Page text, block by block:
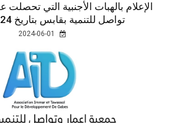
الإعلام بالهبات الأجنبية التي تحصلت
تواصل للتنمية بقابس بتاريخ 29/05/2024.